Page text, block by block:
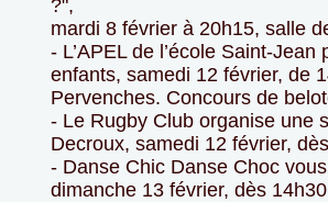
?",
mardi 8 février à 20h15, salle
- L’APEL de l’école Saint-
enfants, samedi 12 février, de
Pervenches. Concours de
- Le Rugby Club organise une
Decroux, samedi 12 février,
- Danse Chic Danse Choc
dimanche 13 février, dès